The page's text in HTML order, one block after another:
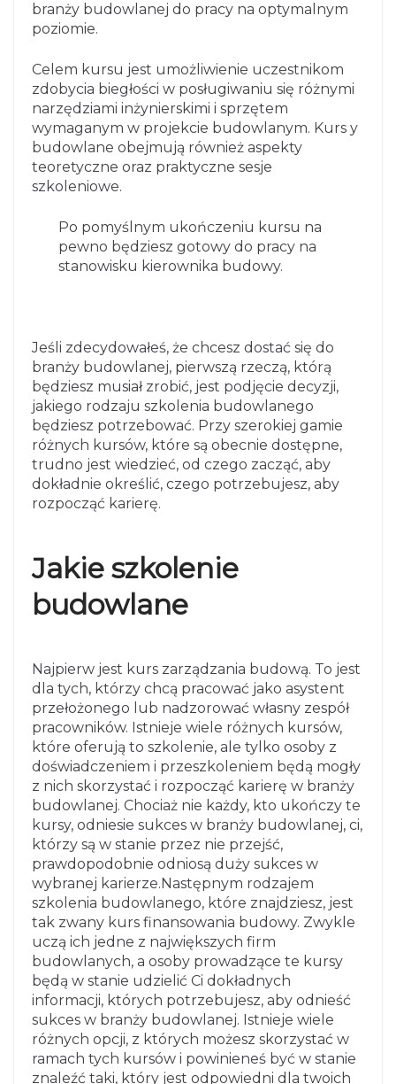
branży budowlanej do pracy na optymalnym
poziomie.
Celem kursu jest umożliwienie uczestnikom
zdobycia biegłości w posługiwaniu się różnymi
narzędziami inżynierskimi i sprzętem
wymaganym w projekcie budowlanym. Kurs y
budowlane obejmują również aspekty
teoretyczne oraz praktyczne sesje
szkoleniowe.
Po pomyślnym ukończeniu kursu na
pewno będziesz gotowy do pracy na
stanowisku kierownika budowy.
Jeśli zdecydowałeś, że chcesz dostać się do
branży budowlanej, pierwszą rzeczą, którą
będziesz musiał zrobić, jest podjęcie decyzji,
jakiego rodzaju szkolenia budowlanego
będziesz potrzebować. Przy szerokiej gamie
różnych kursów, które są obecnie dostępne,
trudno jest wiedzieć, od czego zacząć, aby
dokładnie określić, czego potrzebujesz, aby
rozpocząć karierę.
Jakie szkolenie
budowlane
Najpierw jest kurs zarządzania budową. To jest
dla tych, którzy chcą pracować jako asystent
przełożonego lub nadzorować własny zespół
pracowników. Istnieje wiele różnych kursów,
które oferują to szkolenie, ale tylko osoby z
doświadczeniem i przeszkoleniem będą mogły
z nich skorzystać i rozpocząć karierę w branży
budowlanej. Chociaż nie każdy, kto ukończy te
kursy, odniesie sukces w branży budowlanej, ci,
którzy są w stanie przez nie przejść,
prawdopodobnie odniosą duży sukces w
wybranej karierze.Następnym rodzajem
szkolenia budowlanego, które znajdziesz, jest
tak zwany kurs finansowania budowy. Zwykle
uczą ich jedne z największych firm
budowlanych, a osoby prowadzące te kursy
będą w stanie udzielić Ci dokładnych
informacji, których potrzebujesz, aby odnieść
sukces w branży budowlanej. Istnieje wiele
różnych opcji, z których możesz skorzystać w
ramach tych kursów i powinieneś być w stanie
znaleźć taki, który jest odpowiedni dla twoich